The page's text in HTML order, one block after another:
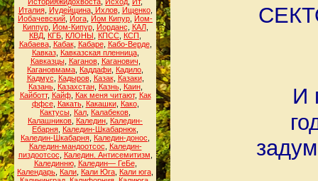
Италия, Иудейщина, Ихлов, Ищенко,
Йобачевский Йога Йом Кипур Йом-
Киппур, Йом-Кипур, Йорданс КАЛ,
КВД КГБ КЛОНЫ КПСС КСП
Кабаева, Кабак, Кабаре, Кабо-Верде,
Кавказ, Кавказская пленница,
Кавказцы, Каганов, Каганович
Кагановмама Каддафи Кадило
Кадмус
Кадыров, Казак, Казаки,
Казань, Казахстан, Казнь, Каин,
Кайботт, Кайф, Как меня читают, Как
ффсе, Какать, Какашки, Како,
Кактусы Кал Калабеков
Калашников Каледин Каледин-
Ебарня Каледин-Шкабарнюк
Каледин-Шкабарня Каледин-донос
Каледин-мандоотсос
Каледин-
пиздоотсос
Каледин. Антисемитизм
Калединню, Каледин— ГеБе,
Календарь Кали Кали Юга Кали юга
И